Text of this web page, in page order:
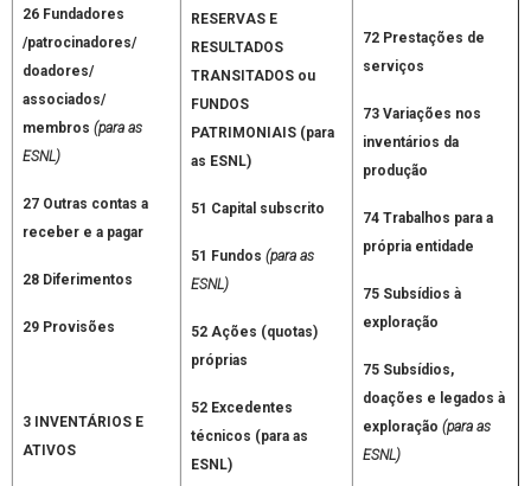
26 Fundadores
/patrocinadores/
doadores/
associados/
membros(para as
ESNL)
27 Outras contas a
receber e a pagar
28 Diferimentos
29 Provisões
3 INVENTÁRIOS E
ATIVOS
RESERVAS E
RESULTADOS
TRANSITADOS ou
FUNDOS
PATRIMONIAIS (para
as ESNL)
51 Capital subscrito
51 Fundos(para as
ESNL)
52 Ações (quotas)
próprias
52 Excedentes
técnicos (para as
ESNL)
72 Prestações de
serviços
73 Variações nos
inventários da
produção
74 Trabalhos para a
própria entidade
75 Subsídios à
exploração
75 Subsídios,
doações e legados à
exploração(para as
ESNL)